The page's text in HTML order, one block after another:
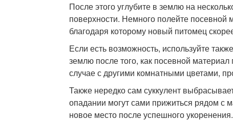
После этого углубите в землю на
поверхности. Немного полейте
благодаря которому новый питомец
Если есть возможность, используйте
землю после того, как посевной
случае с другими комнатными цветами,
Также нередко сам суккулент
опадании могут сами прижиться рядом с
новое место после успешного укоренения.